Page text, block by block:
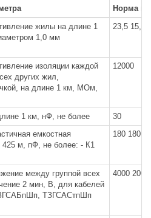
Норма
жилы на длине 1
1,0 мм
23,5 15,9
изоляции каждой
других жил,
на длине 1 км, МОм,
12000
1 км, нФ, не более
30
емкостная
м, пФ, не более: - К1
180 180
между группой всех
2 мин, В, для кабелей
ТЗГСАСтпШп
4000 2000